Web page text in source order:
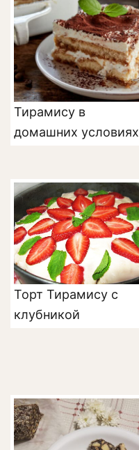
Тирамису в
домашних условиях
Торт Тирамису с
клубникой